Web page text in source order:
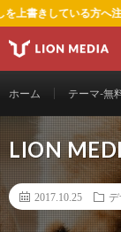
へ注意事項あり】
ホーム テーマ-無
LION
2017.10.25 デ